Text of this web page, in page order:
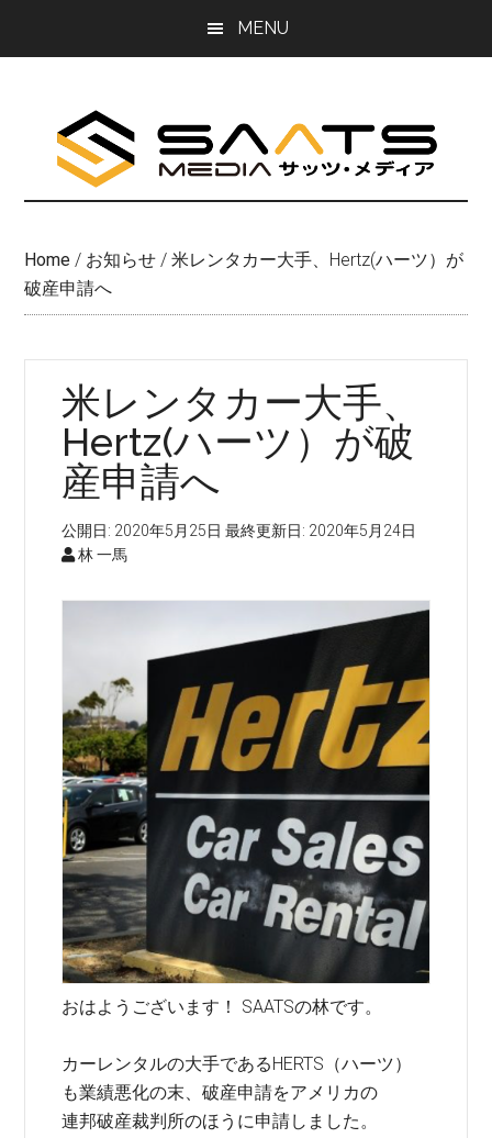
MENU
Home / お知らせ / 米レンタカー大手、Hertz(ハーツ）が
破産申請へ
米レンタカー大手、
Hertz(ハーツ）が破
産申請へ
公開日: 2020年5月25日 最終更新日: 2020年5月24日
林 一馬
おはようございます！ SAATSの林です。
カーレンタルの大手であるHERTS（ハーツ）
も業績悪化の末、破産申請をアメリカの
連邦破産裁判所のほうに申請しました。